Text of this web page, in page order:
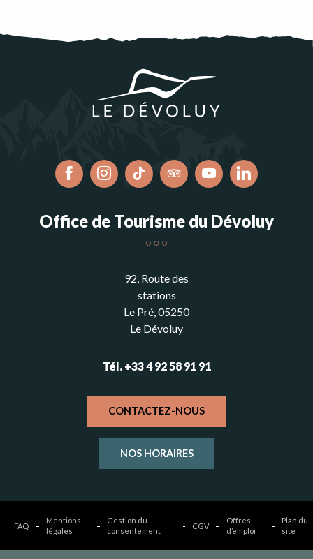
Office de Tourisme du Dévoluy
92, Route des
stations
Le Pré, 05250
Le Dévoluy
Tél. +33 4 92 58 91 91
CONTACTEZ-NOUS
NOS HORAIRES
FAQ
Mentions
légales
Gestion du
consentement
CGV
Offres
d’emploi
Plan du
site